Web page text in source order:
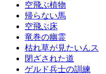
空飛ぶ植物
帰らない馬
空飛ぶ床
竜巻の幽霊
枯れ草が見たいんス
閉ざされた道
ゲルド兵士の訓練